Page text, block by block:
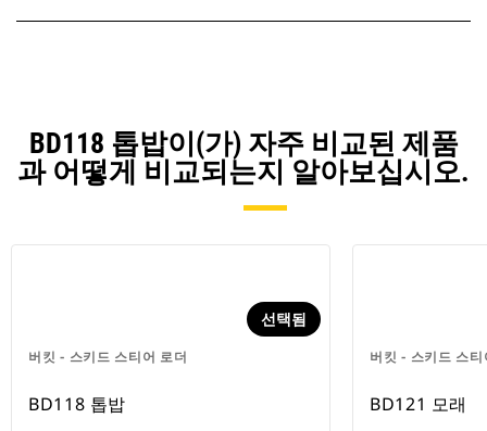
BD118 톱밥이(가) 자주 비교된 제품
과 어떻게 비교되는지 알아보십시오.
버킷 - 스키드 스티어 로더
선택됨
BD118 톱밥
버킷 - 스키드 스
BD121 모래